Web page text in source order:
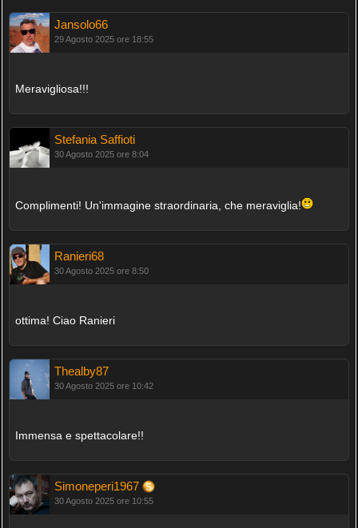
Jansolo66
29 Agosto 2025 ore 18:55
Meravigliosa!!!
Stefania Saffioti
30 Agosto 2025 ore 8:04
Complimenti! Un'immagine straordinaria, che meraviglia!
Ranieri68
30 Agosto 2025 ore 8:50
ottima! Ciao Ranieri
Thealby87
30 Agosto 2025 ore 10:42
Immensa e spettacolare!!
Simoneperi1967
30 Agosto 2025 ore 10:55